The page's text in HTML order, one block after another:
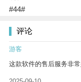
#44#
评论
游客
这款软件的售后服务非